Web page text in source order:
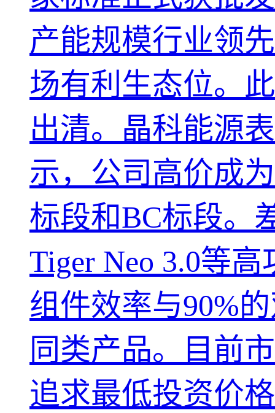
产能规模行业领
场有利生态位。
出清。晶科能源
示，公司高价成
标段和BC标段。
Tiger Neo 3.0等
组件效率与90%
同类产品。目前
追求最低投资价